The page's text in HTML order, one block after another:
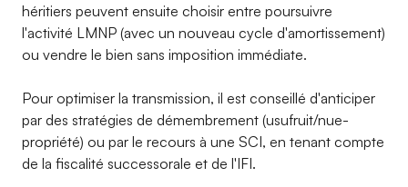
héritiers peuvent ensuite choisir entre poursuivre
l'activité LMNP (avec un nouveau cycle d'amortissement)
ou vendre le bien sans imposition immédiate.
Pour optimiser la transmission, il est conseillé d'anticiper
par des stratégies de démembrement (usufruit/nue-
propriété) ou par le recours à une SCI, en tenant compte
de la fiscalité successorale et de l'IFI.